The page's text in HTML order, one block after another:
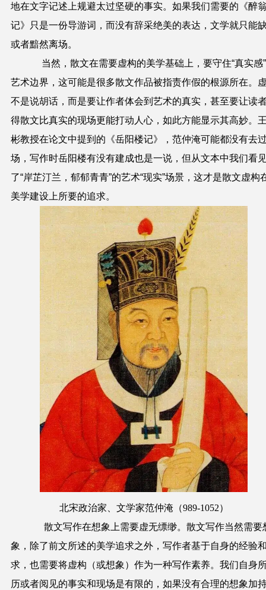
地在文字记述上规避太过坚硬的事实。如果我们需要的《醉
记》只是一份导游词，而没有辞采绝美的表达，文学就只能
或者黯然离场。
当然，散文在需要虚构的美学基础上，要守住“真实感
艺术边界，这可能是很多散文作品被指责作假的根源所在。
不是说胡话，而是要让作者体会到艺术的真实，甚至要让读
得散文比真实的现场更能打动人心，如此方能显示其高妙。
彬教授在论文中提到的《岳阳楼记》，范仲淹可能都没有去
场，写作时岳阳楼有没有建成也是一说，但从文本中我们看
了“岸芷汀兰，郁郁青青”的艺术“现实”场景，这才是散文虚构
美学建设上所要的追求。
北宋政治家、文学家范仲淹（989-1052）
散文写作在想象上需要虚无缥缈。散文写作当然需要
象，除了前文所述的美学追求之外，写作者基于自身的经验
求，也需要将虚构（或想象）作为一种写作素养。我们自身
历或者阅见的事实和现场是有限的，如果没有合理的想象加